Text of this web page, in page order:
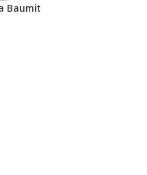
Baumit